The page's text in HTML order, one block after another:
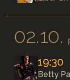
02.10.
19:30
Betty